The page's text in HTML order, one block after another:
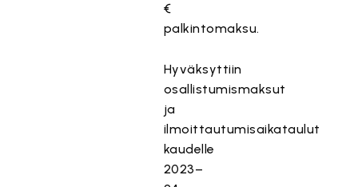
€
palkintomaksu.
Hyväksyttiin
osallistumismaksut
ja
ilmoittautumisaikataulut
kaudelle
2023–